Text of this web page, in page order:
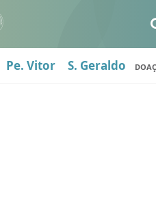
Pe. Vitor S. Geraldo